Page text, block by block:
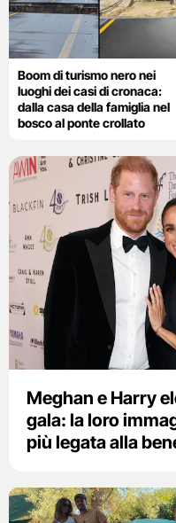
Boom di turismo nero nei
luoghi dei casi di cronaca:
dalla casa della famiglia nel
bosco al ponte crollato
Meghan e Harry
gala: la loro
più legata alla